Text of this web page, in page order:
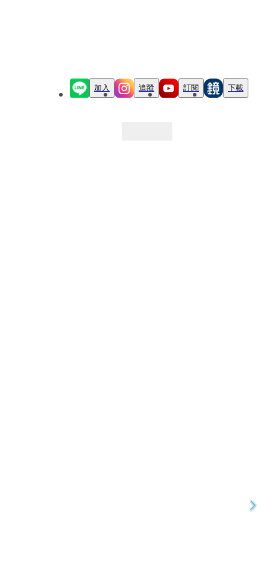
加入 追蹤 訂閱 下載